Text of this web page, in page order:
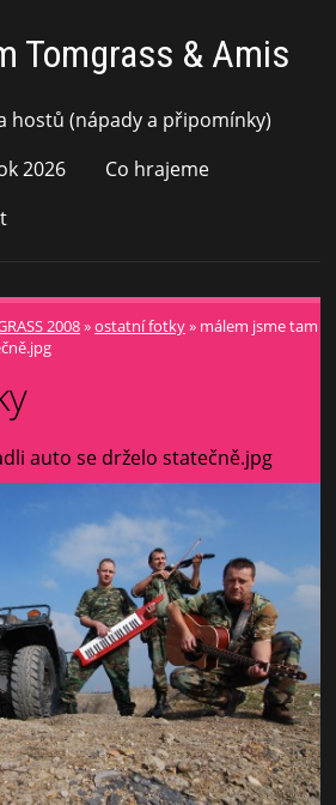
Tomgrass & Amis
hostů (nápady a připomínky)
2026
Co hrajeme
2008»ostatní fotky» málem jsme tam
auto se drželo statečně.jpg